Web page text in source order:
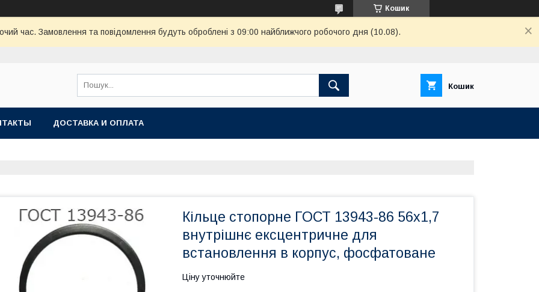
Кошик
час. Замовлення та повідомлення будуть оброблені з 09:00 найближчого робочого дня (10.08).
Кошик
ДОСТАВКА И ОПЛАТА
Кільце стопорне ГОСТ 13943-86 56х1,7
внутрішнє ексцентричне для
встановлення в корпус, фосфатоване
Ціну уточнюйте